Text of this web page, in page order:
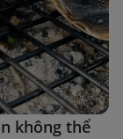
không thể